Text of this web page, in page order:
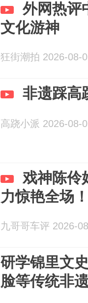
外网热评
文化游神
狂街潮拍 2026-08-
非遗踩高
高跷小派 2026-08-
戏神陈伶
力惊艳全场
九哥哥车评 2026-
研学锦里文
脸等传统非